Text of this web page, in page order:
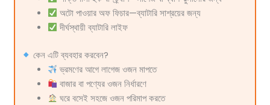
অটো পাওয়ার অফ ফিচার—ব্যাটারি সাশ্রয়ের জন্য
দীর্ঘস্থায়ী ব্যাটারি লাইফ
কেন এটি ব্যবহার করবেন?
ভ্রমণের আগে লাগেজ ওজন মাপতে
বাজার বা পণ্যের ওজন নির্ধারণে
ঘরে বসেই সহজে ওজন পরিমাপ করতে